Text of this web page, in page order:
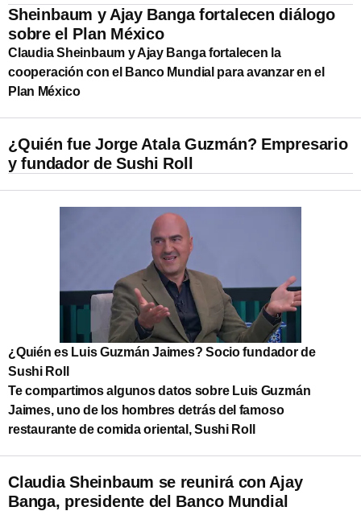
Sheinbaum y Ajay Banga fortalecen diálogo
sobre el Plan México
Claudia Sheinbaum y Ajay Banga fortalecen la
cooperación con el Banco Mundial para avanzar en el
Plan México
¿Quién fue Jorge Atala Guzmán? Empresario
y fundador de Sushi Roll
¿Quién es Luis Guzmán Jaimes? Socio fundador de
Sushi Roll
Te compartimos algunos datos sobre Luis Guzmán
Jaimes, uno de los hombres detrás del famoso
restaurante de comida oriental, Sushi Roll
Claudia Sheinbaum se reunirá con Ajay
Banga, presidente del Banco Mundial